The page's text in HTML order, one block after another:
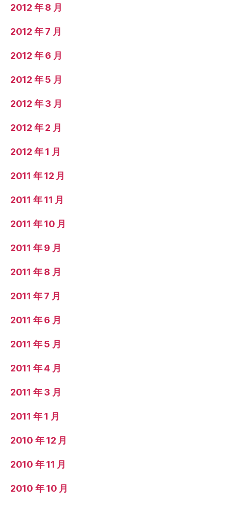
2012 年 8 月
2012 年 7 月
2012 年 6 月
2012 年 5 月
2012 年 3 月
2012 年 2 月
2012 年 1 月
2011 年 12 月
2011 年 11 月
2011 年 10 月
2011 年 9 月
2011 年 8 月
2011 年 7 月
2011 年 6 月
2011 年 5 月
2011 年 4 月
2011 年 3 月
2011 年 1 月
2010 年 12 月
2010 年 11 月
2010 年 10 月